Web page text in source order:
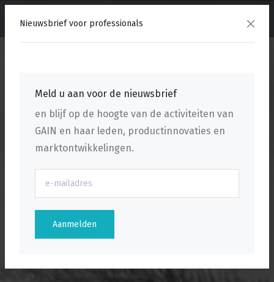
Nieuwsbrief voor professionals
Meld u aan voor de nieuwsbrief
en blijf op de hoogte van de activiteiten van
GAIN en haar leden, productinnovaties en
marktontwikkelingen.